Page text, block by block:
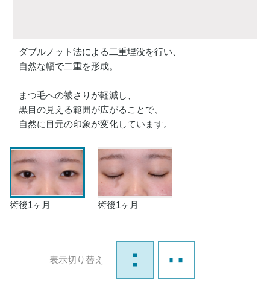
ダブルノット法による二重埋没を行い、
自然な幅で二重を形成。
まつ毛への被さりが軽減し、
黒目の見える範囲が広がることで、
自然に目元の印象が変化しています。
術後1ヶ月 術後1ヶ月
表示切り替え